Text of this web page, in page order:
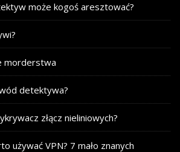
może kogoś aresztować?
morderstwa
detektywa?
złącz nieliniowych?
używać VPN? 7 mało znanych